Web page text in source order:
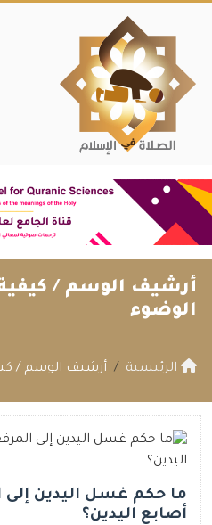
أرشيف الوسم /
الوضوء
الرئيسية أرشيف الوسم /
ما حكم غسل اليدين
أصابع اليدين؟